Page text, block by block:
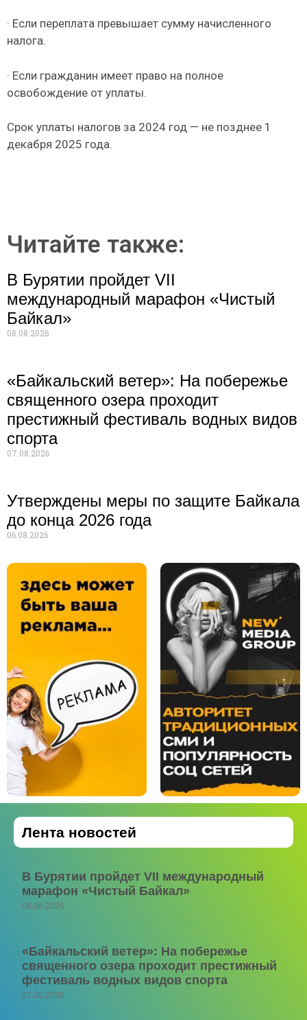
· Если переплата превышает сумму начисленного
налога.
· Если гражданин имеет право на полное
освобождение от уплаты.
Срок уплаты налогов за 2024 год — не позднее 1
декабря 2025 года.
Читайте также:
В Бурятии пройдет VII
международный марафон «Чистый
Байкал»
08.08.2026
«Байкальский ветер»: На побережье
священного озера проходит
престижный фестиваль водных видов
спорта
07.08.2026
Утверждены меры по защите Байкала
до конца 2026 года
06.08.2026
Лента новостей
В Бурятии пройдет VII международный
марафон «Чистый Байкал»
08.08.2026
«Байкальский ветер»: На побережье
священного озера проходит престижный
фестиваль водных видов спорта
07.08.2026